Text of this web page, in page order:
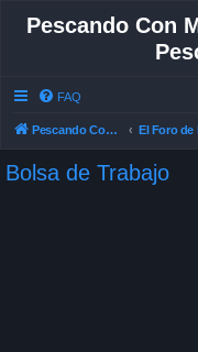
Pescando Con
FAQ
Pescando Con Mosca
Bolsa de Trabajo